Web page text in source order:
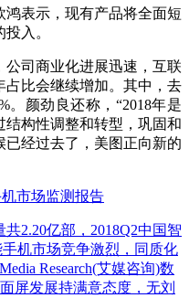
表示，现有产品将全面短
入。
司商业化进展迅速，互联
占比会继续增加。其中，去
。颜劲良还称，“2018年是
构性调整和转型，巩固和
经过去了，美图正向新的
市场监测报告
2.20亿部，2018Q2中国智
机市场竞争激烈，同质化
Research(艾媒咨询)数
屏发展持满意态度，无刘